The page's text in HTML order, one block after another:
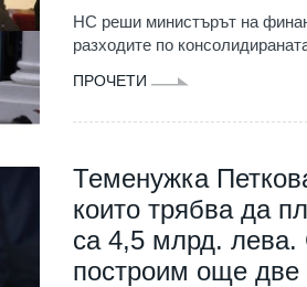
НС реши министърът на
разходите по
ПРОЧЕТИ
Теменужка
които трябва да
са 4,5 млрд.
построим още